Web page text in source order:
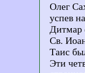
Олег
успев
Дитмар
Св.
Таис
Эти